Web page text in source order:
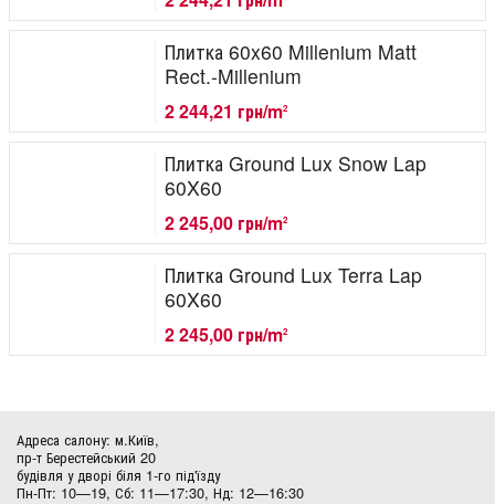
Плитка 60x60 Millenium Matt
Rect.-Millenium
2 244,21 грн/m2
Плитка Ground Lux Snow Lap
60X60
2 245,00 грн/m2
Плитка Ground Lux Terra Lap
60X60
2 245,00 грн/m2
Адреса салону: м.Київ,
пр-т Берестейський 20
будівля у дворі біля 1-го під'їзду
Пн-Пт: 10—19, Сб: 11—17:30, Нд: 12—16:30